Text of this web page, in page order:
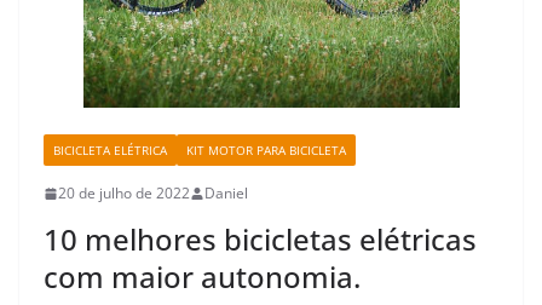
BICICLETA ELÉTRICA KIT MOTOR PARA BICICLETA
20 de julho de 2022 Daniel
10 melhores bicicletas elétricas
com maior autonomia.